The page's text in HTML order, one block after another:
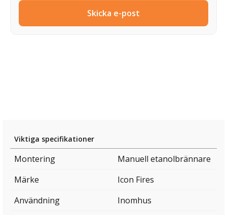
Skicka e-post
Viktiga specifikationer
Montering
Manuell etanolbrännare
Märke
Icon Fires
Användning
Inomhus